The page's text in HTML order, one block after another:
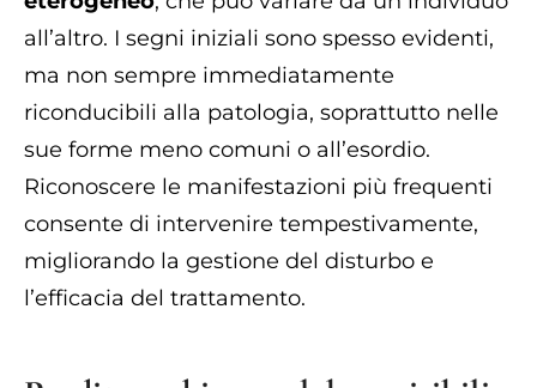
all’altro. I segni iniziali sono spesso evidenti,
ma non sempre immediatamente
riconducibili alla patologia, soprattutto nelle
sue forme meno comuni o all’esordio.
Riconoscere le manifestazioni più frequenti
consente di intervenire tempestivamente,
migliorando la gestione del disturbo e
l’efficacia del trattamento.